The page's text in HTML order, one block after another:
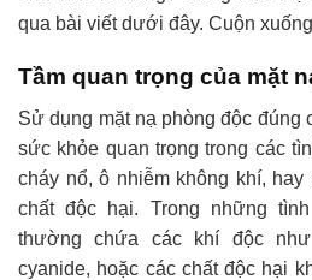
qua bài viết dưới đây. Cuộn
Tầm quan trọng của mặt
Sử dụng mặt nạ phòng độc đúng
sức khỏe quan trọng trong các
cháy nổ, ô nhiễm không khí,
chất độc hại. Trong những
thường chứa các khí độc như
cyanide, hoặc các chất độc hại